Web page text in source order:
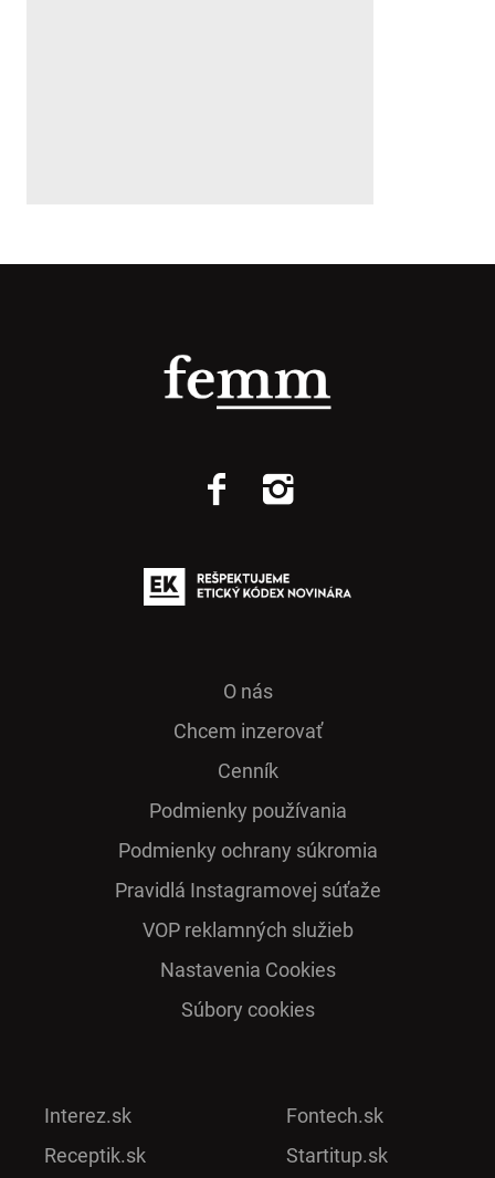
O nás
Chcem inzerovať
Cenník
Podmienky používania
Podmienky ochrany súkromia
Pra­vidlá Ins­ta­gra­mo­vej sú­ťaže
VOP reklamných služieb
Nastavenia Cookies
Súbory cookies
Interez.sk
Receptik.sk
Fontech.sk
Startitup.sk